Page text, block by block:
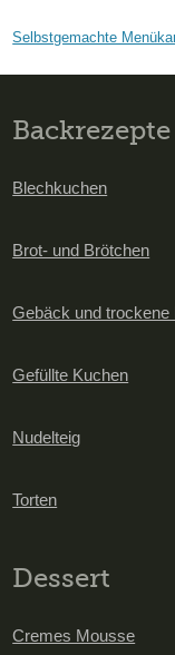
Selbstgemachte
Backrezepte
Blechkuchen
Brot- und Brötchen
Gebäck und trockene
Gefüllte Kuchen
Nudelteig
Torten
Dessert
Cremes Mousse